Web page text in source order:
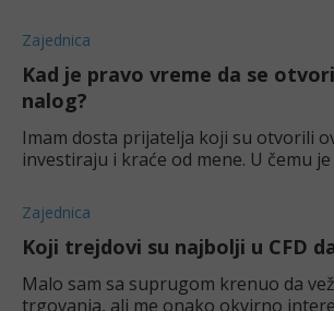
Zajednica
Kad je pravo vreme da se
nalog?
Imam dosta prijatelja koji su otvorili
investiraju i kraće od mene. U čemu je
Zajednica
Koji trejdovi su najbolji u CFD
Malo sam sa suprugom krenuo da
trgovanja, ali me onako okvirno